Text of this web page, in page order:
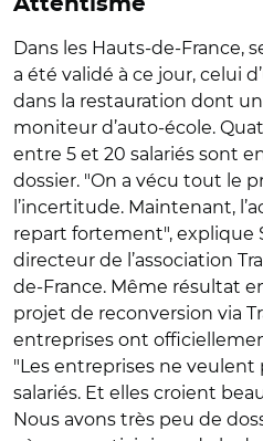
Dans les Hauts-de-France,
a été validé à ce jour, celui
dans la restauration dont
moniteur d’auto-école.
entre 5 et 20 salariés sont
dossier. "On a vécu tout le
l’incertitude. Maintenant,
repart fortement", explique
directeur de l’association
de-France. Même résultat
projet de reconversion via
entreprises ont
"Les entreprises ne veulent
salariés. Et elles croient
Nous avons très peu de